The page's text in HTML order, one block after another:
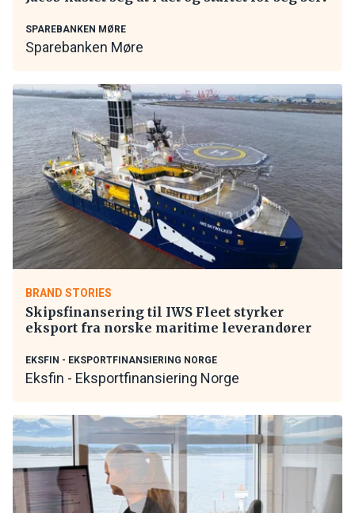
SPAREBANKEN MØRE
Sparebanken Møre
BRAND STORIES
Skipsfinansering til IWS Fleet styrker
eksport fra norske maritime leverandører
EKSFIN - EKSPORTFINANSIERING NORGE
Eksfin - Eksportfinansiering Norge